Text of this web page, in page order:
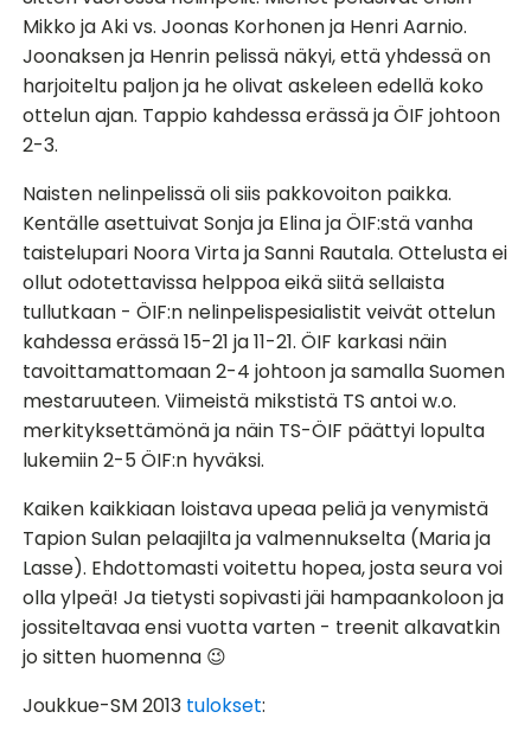
Mikko ja Aki vs. Joonas Korhonen ja Henri Aarnio.
Joonaksen ja Henrin pelissä näkyi, että yhdessä on
harjoiteltu paljon ja he olivat askeleen edellä koko
ottelun ajan. Tappio kahdessa erässä ja ÖIF johtoon
2-3.
Naisten nelinpelissä oli siis pakkovoiton paikka.
Kentälle asettuivat Sonja ja Elina ja ÖIF:stä vanha
taistelupari Noora Virta ja Sanni Rautala. Ottelusta ei
ollut odotettavissa helppoa eikä siitä sellaista
tullutkaan - ÖIF:n nelinpelispesialistit veivät ottelun
kahdessa erässä 15-21 ja 11-21. ÖIF karkasi näin
tavoittamattomaan 2-4 johtoon ja samalla Suomen
mestaruuteen. Viimeistä mikstistä TS antoi w.o.
merkityksettämönä ja näin TS-ÖIF päättyi lopulta
lukemiin 2-5 ÖIF:n hyväksi.
Kaiken kaikkiaan loistava upeaa peliä ja venymistä
Tapion Sulan pelaajilta ja valmennukselta (Maria ja
Lasse). Ehdottomasti voitettu hopea, josta seura voi
olla ylpeä! Ja tietysti sopivasti jäi hampaankoloon ja
jossiteltavaa ensi vuotta varten - treenit alkavatkin
jo sitten huomenna 😉
Joukkue-SM 2013 tulokset: